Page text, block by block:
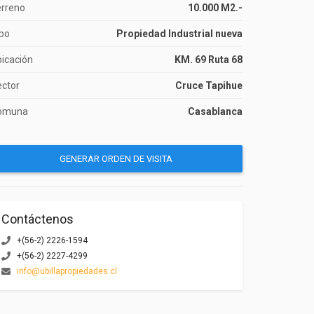
10.000 M2.-
Propiedad Industrial nueva
KM. 69 Ruta 68
Cruce Tapihue
Casablanca
GENERAR ORDEN DE VISITA
Contáctenos
+(56-2) 2226-1594
+(56-2) 2227-4299
info@ubillapropiedades.cl